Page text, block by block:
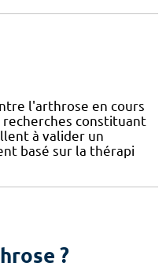
l'arthrose en cours
recherches constituant
à valider un
basé sur la thérapi
?